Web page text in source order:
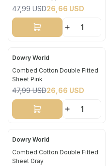
47,99USD26,66 USD
Sepete Ekle
Yeni
%44
Dowry World
Combed Cotton Double Fitted
Sheet Pink
47,99USD26,66 USD
Sepete Ekle
Yeni
%44
Dowry World
Combed Cotton Double Fitted
Sheet Gray